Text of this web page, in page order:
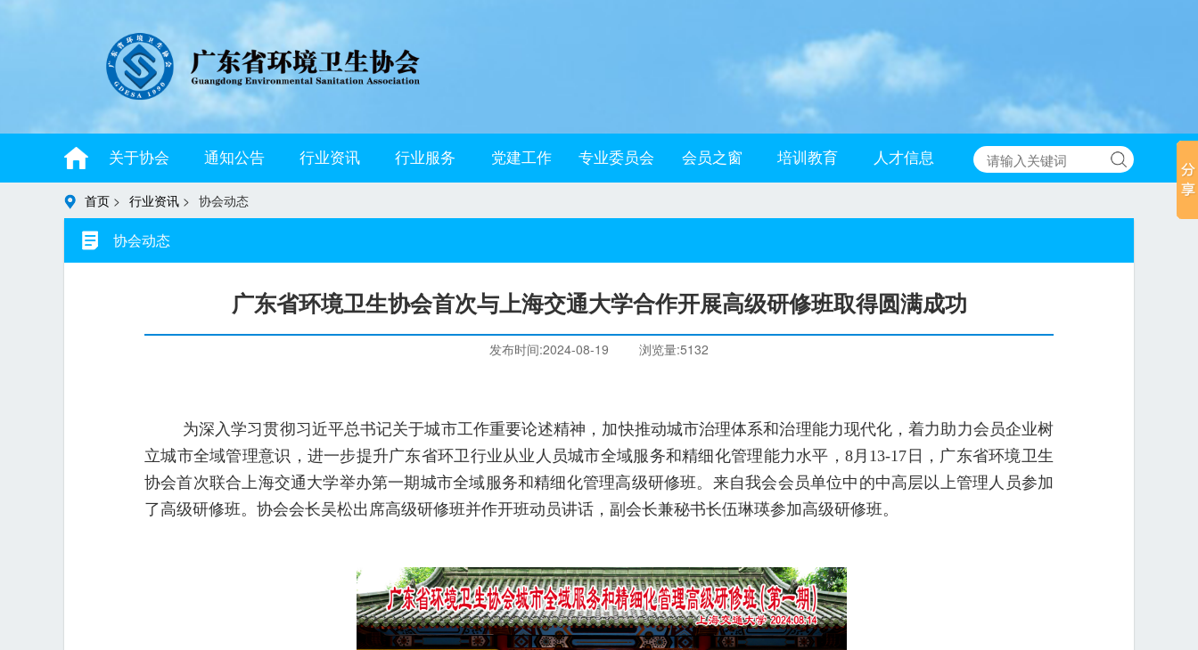
关于协会 通知公告 行业资讯 行业服务 党建工作 专业委员会 会员之窗 培训教育 人才信息
首页 > 行业资讯 > 协会动态
协会动态
广东省环境卫生协会首次与上海交通大学合作开展高级研修班取得圆满成功
发布时间:2024-08-19 浏览量:5132
为深入学习贯彻习近平总书记关于城市工作重要论述精神，加快推动城市治理体系和治理能力现代化，着力助力会员企业树
立城市全域管理意识，进一步提升广东省环卫行业从业人员城市全域服务和精细化管理能力水平，8月13-17日，广东省环境卫生
协会首次联合上海交通大学举办第一期城市全域服务和精细化管理高级研修班。来自我会会员单位中的中高层以上管理人员参加
了高级研修班。协会会长吴松出席高级研修班并作开班动员讲话，副会长兼秘书长伍琳瑛参加高级研修班。